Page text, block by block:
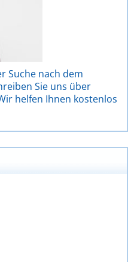
Suche nach dem
Sie uns über
helfen Ihnen kostenlos